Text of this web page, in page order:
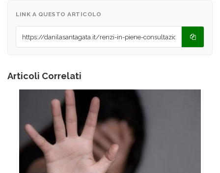
LINK A QUESTO ARTICOLO
Articoli Correlati